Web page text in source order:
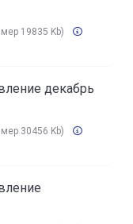
19835 Kb)
декабрь
30456 Kb)